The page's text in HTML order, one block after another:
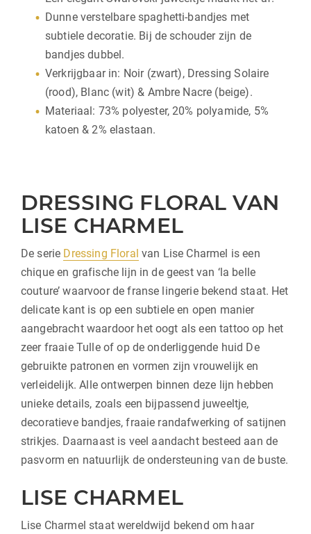
Dunne verstelbare spaghetti-bandjes met
subtiele decoratie. Bij de schouder zijn de
bandjes dubbel.
Verkrijgbaar in: Noir (zwart), Dressing Solaire
(rood), Blanc (wit) & Ambre Nacre (beige).
Materiaal: 73% polyester, 20% polyamide, 5%
katoen & 2% elastaan.
DRESSING FLORAL VAN
LISE CHARMEL
De serie Dressing Floral van Lise Charmel is een
chique en grafische lijn in de geest van ‘la belle
couture’ waarvoor de franse lingerie bekend staat. Het
delicate kant is op een subtiele en open manier
aangebracht waardoor het oogt als een tattoo op het
zeer fraaie Tulle of op de onderliggende huid De
gebruikte patronen en vormen zijn vrouwelijk en
verleidelijk. Alle ontwerpen binnen deze lijn hebben
unieke details, zoals een bijpassend juweeltje,
decoratieve bandjes, fraaie randafwerking of satijnen
strikjes. Daarnaast is veel aandacht besteed aan de
pasvorm en natuurlijk de ondersteuning van de buste.
LISE CHARMEL
Lise Charmel staat wereldwijd bekend om haar